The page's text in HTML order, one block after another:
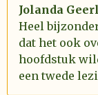
Jolanda
Heel
dat het ook
hoofdstuk
een twede